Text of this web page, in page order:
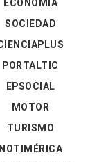
ECONOMÍA
SOCIEDAD
PORTALTIC
EPSOCIAL
MOTOR
TURISMO
NOTIMÉRICA